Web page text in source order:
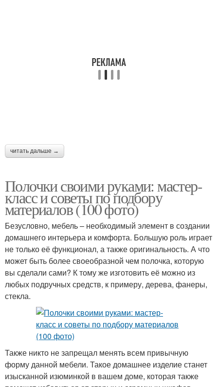
читать дальше →
Полочки своими руками: мастер-
класс и советы по подбору
материалов (100 фото)
Безусловно, мебель – необходимый элемент в создании
домашнего интерьера и комфорта. Большую роль играет
не только её функционал, а также оригинальность. А что
может быть более своеобразной чем полочка, которую
вы сделали сами? К тому же изготовить её можно из
любых подручных средств, к примеру, дерева, фанеры,
стекла.
Также никто не запрещал менять всем привычную
форму данной мебели. Такое домашнее изделие станет
изысканной изюминкой в вашем доме, которая также